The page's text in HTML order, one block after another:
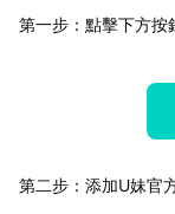
第一步：點擊下方按
第二步：添加U妹官